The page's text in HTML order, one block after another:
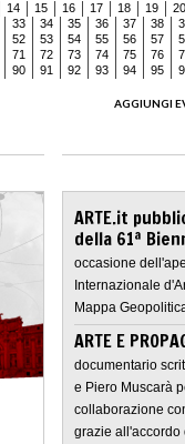
14 15 16 17 18 19
20
33 34 35 36 37 38
52 53 54 55 56 57
71 72 73 74 75 76
90 91 92 93 94 95
AGGIUNGI
ARTE.it
della 61ª
occasione
Internazionale
Mappa
ARTE E
documentario
e Piero Muscarà
collaborazione
grazie all'accordo